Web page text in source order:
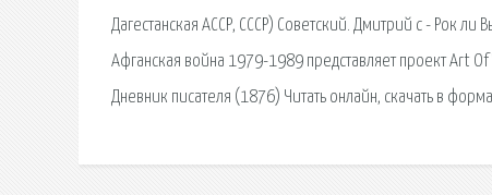
Дагестанская АССР, СССР) Советский. Дмитрий c - Рок
Афганская война 1979-1989 представляет проект Art
Дневник писателя (1876) Читать онлайн, скачать в